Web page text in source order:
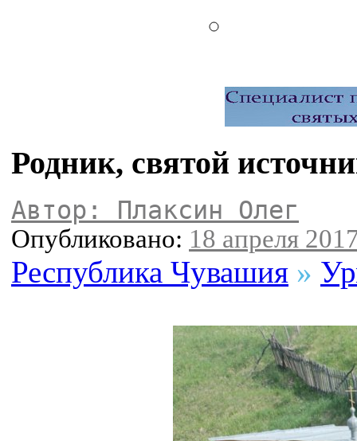
Родник, святой
Автор: Плаксин Олег
Опубликовано: 18 апреля
Республика Чувашия »